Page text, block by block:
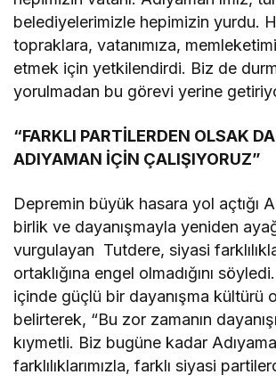
belediyelerimizle hepimizin yurdu.
topraklara, vatanımıza,
etmek için yetkilendirdi. Biz de
yorulmadan bu görevi yerine
“FARKLI PARTİLERDEN OLSAK
ADIYAMAN İÇİN ÇALIŞIYORUZ”
Depremin büyük hasara yol açtığı
birlik ve dayanışmayla yeniden
vurgulayan Tutdere, siyasi
ortaklığına engel olmadığını
içinde güçlü bir dayanışma kültürü
belirterek, “Bu zor zamanın
kıymetli. Biz bugüne kadar
farklılıklarımızla, farklı siyasi